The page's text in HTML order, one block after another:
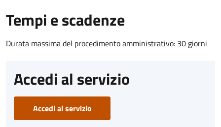
Tempi e scadenze
Durata massima del procedimento amministrativo: 30 giorni
Accedi al servizio
Accedi al servizio